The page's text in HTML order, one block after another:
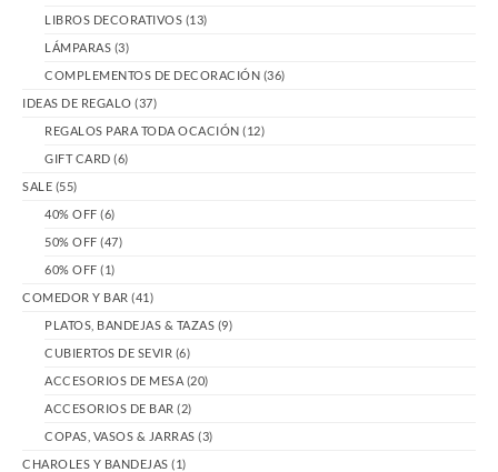
LIBROS DECORATIVOS (13)
LÁMPARAS (3)
COMPLEMENTOS DE DECORACIÓN (36)
IDEAS DE REGALO (37)
REGALOS PARA TODA OCACIÓN (12)
GIFT CARD (6)
SALE (55)
40% OFF (6)
50% OFF (47)
60% OFF (1)
COMEDOR Y BAR (41)
PLATOS, BANDEJAS & TAZAS (9)
CUBIERTOS DE SEVIR (6)
ACCESORIOS DE MESA (20)
ACCESORIOS DE BAR (2)
COPAS, VASOS & JARRAS (3)
CHAROLES Y BANDEJAS (1)